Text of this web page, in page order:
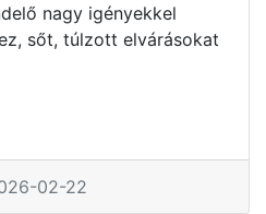
nagy igényekkel
sőt, túlzott elvárásokat
02-22